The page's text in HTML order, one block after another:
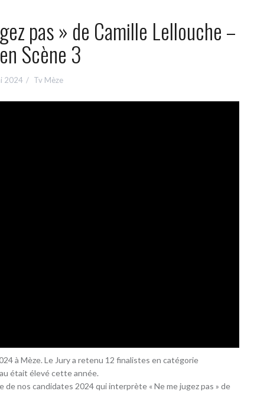
pas » de Camille Lellouche –
Scène 3
2024 Tv Mèze
à Mèze. Le Jury a retenu 12 finalistes en catégorie
était élevé cette année.
de nos candidates 2024 qui interprète « Ne me jugez pas » de